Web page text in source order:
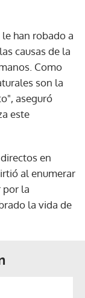
han robado a
causas de la
Como
son la
aseguró
este
en
al enumerar
por la
la vida de